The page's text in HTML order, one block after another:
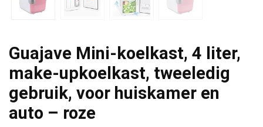
Guajave Mini-koelkast, 4 liter,
make-upkoelkast, tweeledig
gebruik, voor huiskamer en
auto – roze